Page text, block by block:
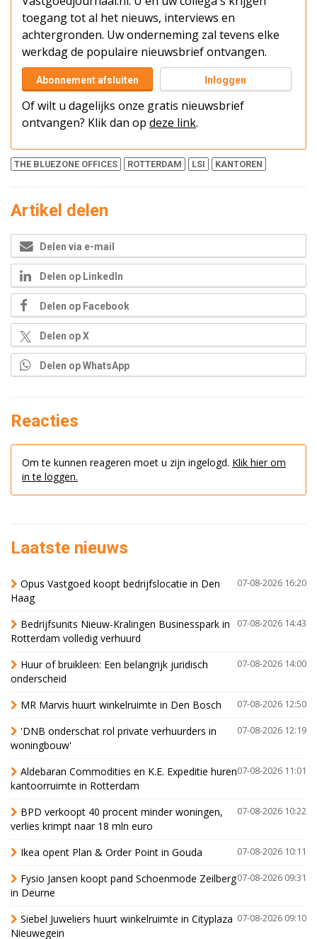
toegang tot al het nieuws, interviews en
achtergronden. Uw onderneming zal tevens elke
werkdag de populaire nieuwsbrief ontvangen.
Abonnement afsluiten Inloggen
Of wilt u dagelijks onze gratis nieuwsbrief
ontvangen? Klik dan op deze link.
THE BLUEZONE OFFICES ROTTERDAM LSI KANTOREN
Artikel delen
Delen via e-mail
Delen op LinkedIn
Delen op Facebook
Delen op X
Delen op WhatsApp
Reacties
Om te kunnen reageren moet u zijn ingelogd. Klik hier om
in te loggen.
Laatste nieuws
07-08-2026 16:20
Opus Vastgoed koopt bedrijfslocatie in Den
Haag
07-08-2026 14:43
Bedrijfsunits Nieuw-Kralingen Businesspark in
Rotterdam volledig verhuurd
07-08-2026 14:00
Huur of bruikleen: Een belangrijk juridisch
onderscheid
07-08-2026 12:50
MR Marvis huurt winkelruimte in Den Bosch
07-08-2026 12:19
'DNB onderschat rol private verhuurders in
woningbouw'
07-08-2026 11:01
Aldebaran Commodities en K.E. Expeditie huren
kantoorruimte in Rotterdam
07-08-2026 10:22
BPD verkoopt 40 procent minder woningen,
verlies krimpt naar 18 mln euro
07-08-2026 10:11
Ikea opent Plan & Order Point in Gouda
07-08-2026 09:31
Fysio Jansen koopt pand Schoenmode Zeilberg
in Deurne
07-08-2026 09:10
Siebel Juweliers huurt winkelruimte in Cityplaza
Nieuwegein